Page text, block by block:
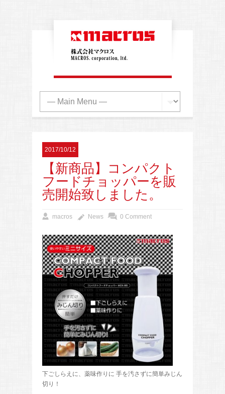
2017/10/12
【新商品】コンパクト
フードチョッパーを販
売開始致しました。
macros News 0 Comment
下ごしらえに、薬味作りに 手を汚さずに簡単みじん
切り！